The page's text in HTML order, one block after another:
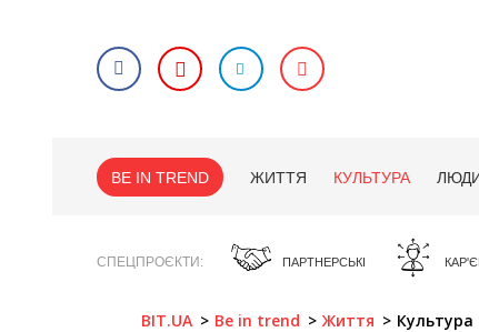
BE IN TREND ЖИТТЯ КУЛЬТУРА
СПЕЦПРОЄКТИ ПАРТНЕРСЬКІ
BIT.UA Be in trend Життя Культура